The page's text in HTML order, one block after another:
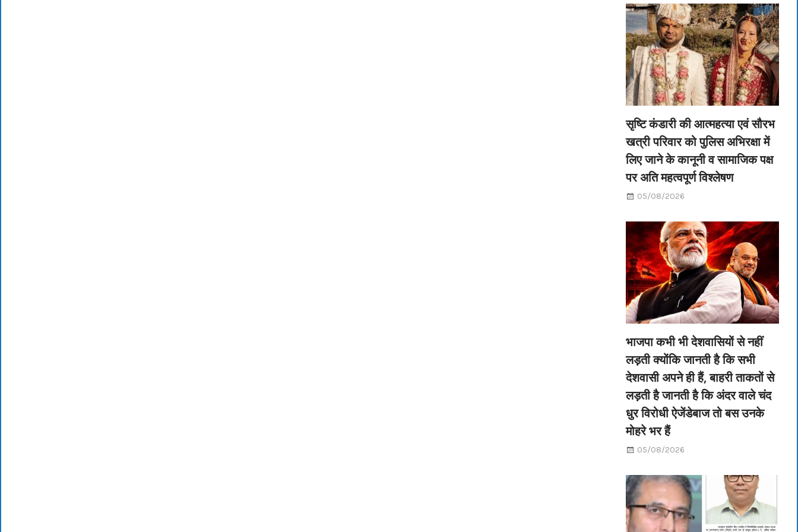
सृष्टि कंडारी की आत्महत्या एवं सौरभ
खत्री परिवार को पुलिस अभिरक्षा में
लिए जाने के कानूनी व सामाजिक पक्ष
पर अति महत्वपूर्ण विश्लेषण
05/08/2026
भाजपा कभी भी देशवासियों से नहीं
लड़ती क्योंकि जानती है कि सभी
देशवासी अपने ही हैं, बाहरी ताकतों से
लड़ती है जानती है कि अंदर वाले चंद
धुर विरोधी ऐजेंडेबाज तो बस उनके
मोहरे भर हैं
05/08/2026